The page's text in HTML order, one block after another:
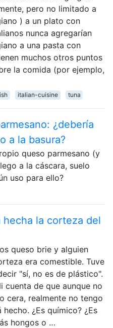
pero no limitado a
) a un plato con
nunca agregarían
a una pasta con
muchos otros puntos
la comida (por ejemplo,
italian-cuisine tuna
¿debería
a la basura?
queso parmesano (y
a la cáscara, suelo
uso para ello?
hecha la corteza del
queso brie y alguien
era comestible. Tuve
"sí, no es de plástico".
cuenta de que aunque no
cera, realmente no tengo
¿Es químico? ¿Es
hongos o …